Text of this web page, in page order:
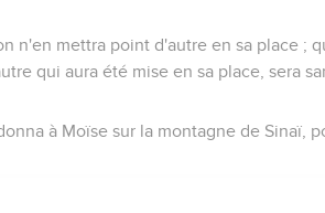
n'en mettra point d'autre en sa place ;
qui aura été mise en sa place, sera
à Moïse sur la montagne de Sinaï,